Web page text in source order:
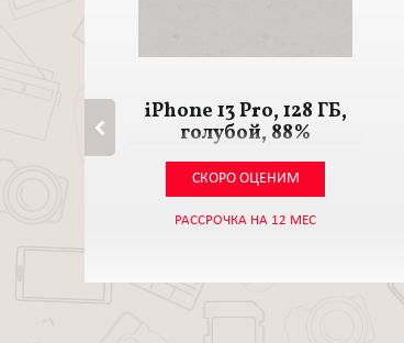
iPhone 13 Pro, 128 ГБ,
голубой, 88%
СКОРО ОЦЕНИМ
РАССРОЧКА НА 12 МЕС